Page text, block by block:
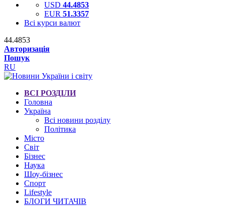
USD 44.4853
EUR 51.3357
Всі курси валют
44.4853
Авторизація
Пошук
RU
ВСІ РОЗДІЛИ
Головна
Україна
Всі новини розділу
Політика
Місто
Світ
Бізнес
Наука
Шоу-бізнес
Спорт
Lifestyle
БЛОГИ ЧИТАЧІВ